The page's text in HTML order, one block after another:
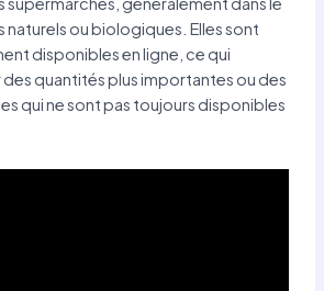
naturels ou biologiques. Elles sont
disponibles en ligne, ce qui
quantités plus importantes ou des
qui ne sont pas toujours disponibles